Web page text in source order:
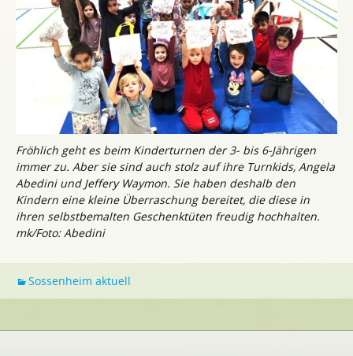
Fröhlich geht es beim Kinderturnen der 3- bis 6-Jährigen
immer zu. Aber sie sind auch stolz auf ihre Turnkids, Angela
Abedini und Jeffery Waymon. Sie haben deshalb den
Kindern eine kleine Überraschung bereitet, die diese in
ihren selbstbemalten Geschenktüten freudig hochhalten.
mk/Foto: Abedini
Sossenheim aktuell